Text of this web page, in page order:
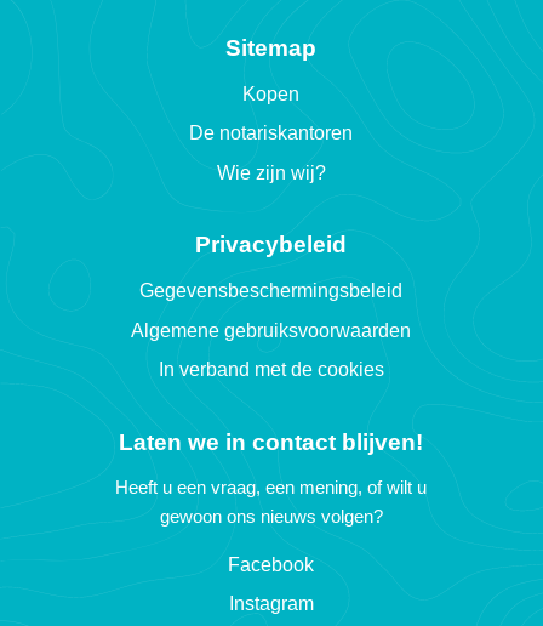
Sitemap
Kopen
De notariskantoren
Wie zijn wij?
Privacybeleid
Gegevensbeschermingsbeleid
Algemene gebruiksvoorwaarden
In verband met de cookies
Laten we in contact blijven!
Heeft u een vraag, een mening, of wilt u
gewoon ons nieuws volgen?
Facebook
Instagram